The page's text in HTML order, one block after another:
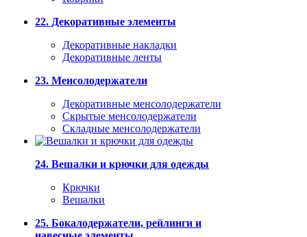
22. Декоративные элементы
Декоративные накладки
Декоративные ленты
23. Менсолодержатели
Декоративные менсолодержатели
Скрытые менсолодержатели
Складные менсолодержатели
24. Вешалки и крючки для одежды
Крючки
Вешалки
25. Бокалодержатели, рейлинги и